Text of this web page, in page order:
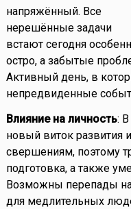
напряжённый. Все
нерешённые задачи
встают сегодня
остро, а забытые
Активный день, в
непредвиденные
Влияние на личность:
новый виток
свершениям, поэтому
подготовка, а также
Возможны перепады
для медлительных